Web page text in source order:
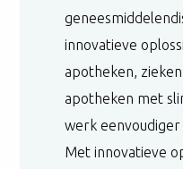
innovatieve
apotheken,
apotheken met
werk
Met innovatieve